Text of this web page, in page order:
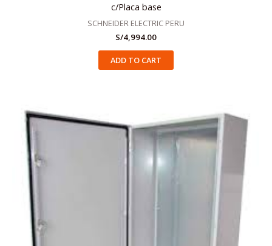
c/Placa base
SCHNEIDER ELECTRIC PERU
S/4,994.00
ADD TO CART